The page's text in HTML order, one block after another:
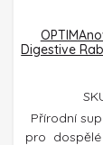
Digestive
Přírodní
pro dospělé